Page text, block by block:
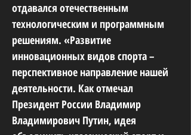
отдавался отечественным
технологическим и программным
решениям. «Развитие
инновационных видов спорта –
перспективное направление нашей
деятельности. Как отмечал
Президент России Владимир
Владимирович Путин, идея